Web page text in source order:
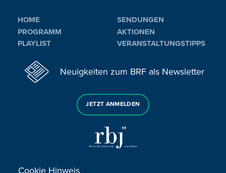
HOME
PROGRAMM
PLAYLIST
SENDUNGEN
AKTIONEN
VERANSTALTUNGSTIPPS
Neuigkeiten zum BRF als Newsletter
JETZT ANMELDEN
Cookie Hinweis